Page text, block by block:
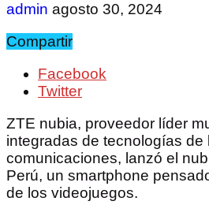
admin agosto 30, 2024
Compartir
Facebook
Twitter
ZTE nubia, proveedor líder
integradas de tecnologías de
comunicaciones, lanzó el
Perú, un smartphone
de los videojuegos.